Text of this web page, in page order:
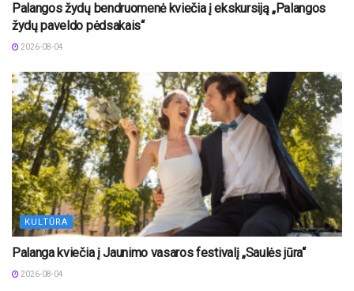
Palangos žydų bendruomenė kviečia į ekskursiją „Palangos
žydų paveldo pėdsakais“
2026-08-04
KULTŪRA
Palanga kviečia į Jaunimo vasaros festivalį „Saulės jūra“
2026-08-04